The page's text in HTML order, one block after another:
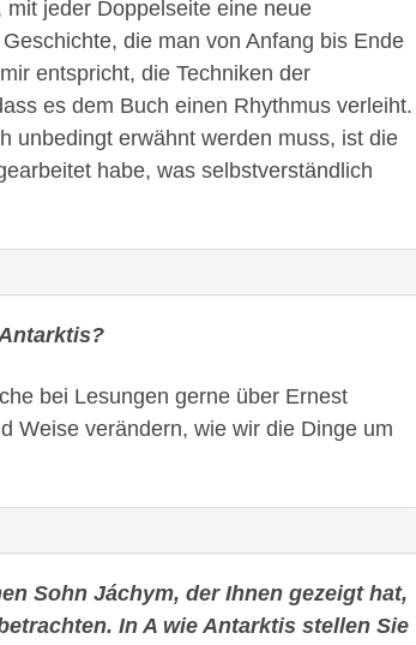
jeder Doppelseite eine neue
die man von Anfang bis Ende
entspricht, die Techniken der
es dem Buch einen Rhythmus verleiht.
unbedingt erwähnt werden muss, ist die
habe, was selbstverständlich
bei Lesungen gerne über Ernest
Weise verändern, wie wir die Dinge um
Sohn Jáchym, der Ihnen gezeigt hat,
In A wie Antarktis stellen Sie